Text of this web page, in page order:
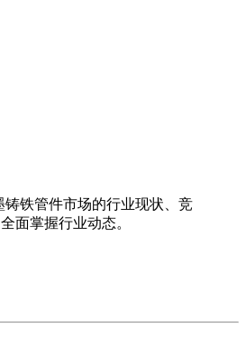
铁管件市场的行业现状、竞
面掌握行业动态。